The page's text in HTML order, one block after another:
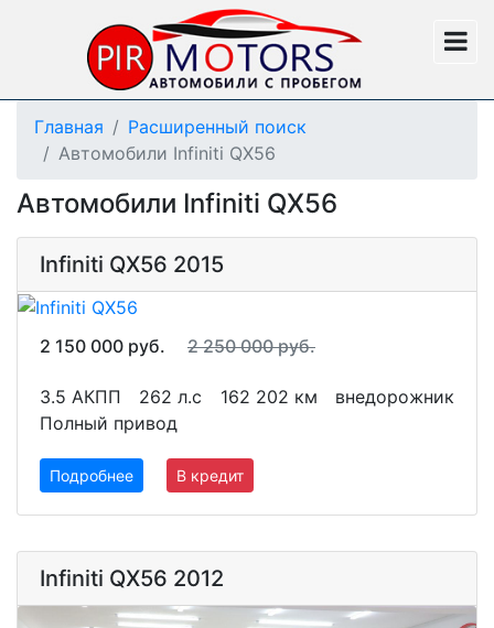
Главная
Расширенный поиск
Автомобили Infiniti QX56
Автомобили Infiniti QX56
Infiniti QX56 2015
2 150 000 руб. 2 250 000 руб.
3.5 АКПП 262 л.с 162 202 км
внедорожник
Полный привод
Подробнее В кредит
Infiniti QX56 2012